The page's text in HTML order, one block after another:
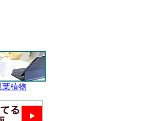
葉植物